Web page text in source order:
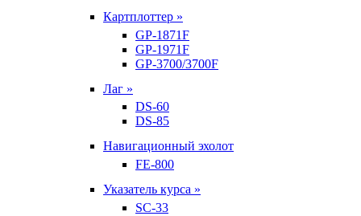
Картплоттер »
GP-1871F
GP-1971F
GP-3700/3700F
Лаг »
DS-60
DS-85
Навигационный эхолот
FE-800
Указатель курса »
SC-33